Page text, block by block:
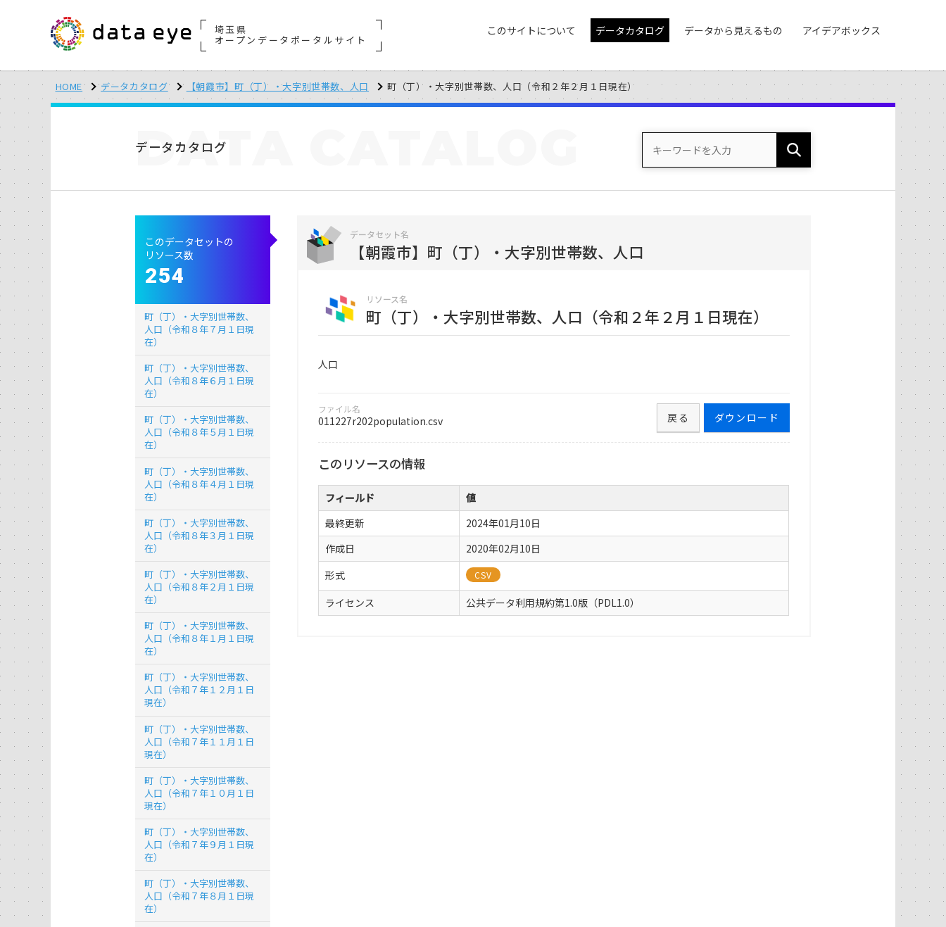
埼玉県
オープンデータポータルサイト
このサイトについて データカタログ データから見えるもの アイデアボックス
HOME データカタログ 【朝霞市】町（丁）・大字別世帯数、人口 町（丁）・大字別世帯数、人口（令和２年２月１日現在）
データカタログ
DATA
データセット名
【朝霞市】町（丁）・大字別世帯数、人口
リソース名
町（丁）・大字別世帯数、人口（令和２年２月１日現在）
人口
ファイル名
011227r202population.csv ダウンロード
戻る
このリソースの情報
フィールド
値
最終更新
2024年01月10日
作成日
2020年02月10日
形式
CSV
ライセンス 公共データ利用規約第1.0版（PDL1.0）
このデータセットの
リソース数
254
町（丁）・大字別世帯数、
人口（令和８年７月１日現
在）
町（丁）・大字別世帯数、
人口（令和８年６月１日現
在）
町（丁）・大字別世帯数、
人口（令和８年５月１日現
在）
町（丁）・大字別世帯数、
人口（令和８年４月１日現
在）
町（丁）・大字別世帯数、
人口（令和８年３月１日現
在）
町（丁）・大字別世帯数、
人口（令和８年２月１日現
在）
町（丁）・大字別世帯数、
人口（令和８年１月１日現
在）
町（丁）・大字別世帯数、
人口（令和７年１２月１日
現在）
町（丁）・大字別世帯数、
人口（令和７年１１月１日
現在）
町（丁）・大字別世帯数、
人口（令和７年１０月１日
現在）
町（丁）・大字別世帯数、
人口（令和７年９月１日現
在）
町（丁）・大字別世帯数、
人口（令和７年８月１日現
在）